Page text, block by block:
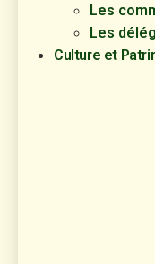
Les
Les
Culture et